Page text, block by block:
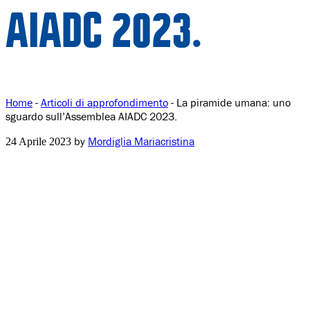
AIADC 2023.
Home - Articoli di approfondimento - La piramide umana: uno
sguardo sull’Assemblea AIADC 2023.
24 Aprile 2023 by Mordiglia Mariacristina